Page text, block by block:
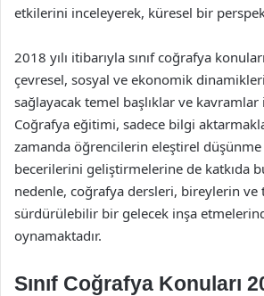
etkilerini inceleyerek, küresel bir
2018 yılı itibarıyla sınıf coğrafya
çevresel, sosyal ve ekonomik
sağlayacak temel başlıklar ve kavramlar
Coğrafya eğitimi, sadece bilgi
zamanda öğrencilerin eleştirel
becerilerini geliştirmelerine de katkıda
nedenle, coğrafya dersleri, bireylerin ve
sürdürülebilir bir gelecek inşa
oynamaktadır.
Sınıf Coğrafya Konuları